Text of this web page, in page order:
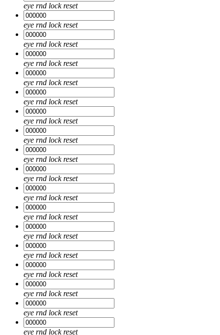
eye rnd lock reset
eye rnd lock reset
eye rnd lock reset
eye rnd lock reset
eye rnd lock reset
eye rnd lock reset
eye rnd lock reset
eye rnd lock reset
eye rnd lock reset
eye rnd lock reset
eye rnd lock reset
eye rnd lock reset
eye rnd lock reset
eye rnd lock reset
eye rnd lock reset
eye rnd lock reset
eye rnd lock reset
eye rnd lock reset